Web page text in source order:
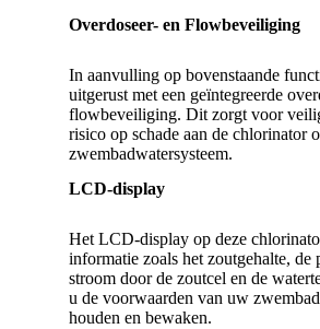
Overdoseer- en Flowbeveiliging
In aanvulling op bovenstaande
uitgerust met een geïntegreerde
flowbeveiliging. Dit zorgt voor
risico op schade aan de chlorinator
zwembadwatersysteem.
LCD-display
Het LCD-display op deze
informatie zoals het zoutgehalte,
stroom door de zoutcel en de
u de voorwaarden van uw
houden en bewaken.